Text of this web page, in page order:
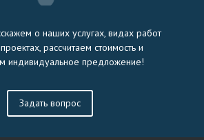
о наших услугах, видах работ
рассчитаем стоимость и
индивидуальное предложение!
Задать вопрос